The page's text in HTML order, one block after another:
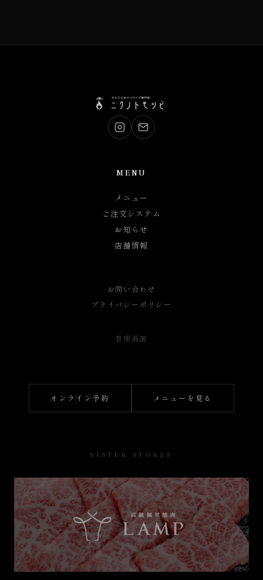
MENU
メニュー
ご注文システム
お知らせ
店舗情報
お問い合わせ
プライバシーポリシー
管理画面
オンライン予約 メニューを見る
SISTER STORES